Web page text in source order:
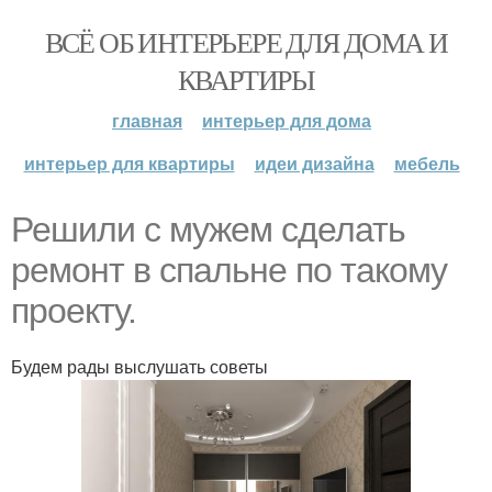
ВСЁ ОБ ИНТЕРЬЕРЕ ДЛЯ ДОМА И
КВАРТИРЫ
главная
интерьер для дома
интерьер для квартиры
идеи дизайна мебель
Решили с мужем сделать
ремонт в спальне по такому
проекту.
Будем рады выслушать советы